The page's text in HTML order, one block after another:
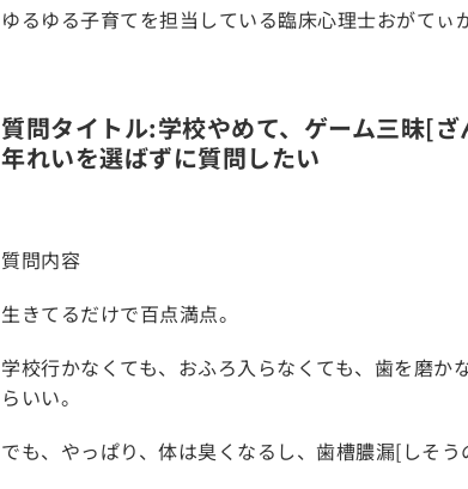
ゆるゆる子育てを担当している臨床心理士おがてぃ
質問タイトル:学校やめて、ゲーム三昧[ざ
年れいを選ばずに質問したい
質問内容
生きてるだけで百点満点。
学校行かなくても、おふろ入らなくても、歯を磨
らいい。
でも、やっぱり、体は臭くなるし、歯槽膿漏[しそう